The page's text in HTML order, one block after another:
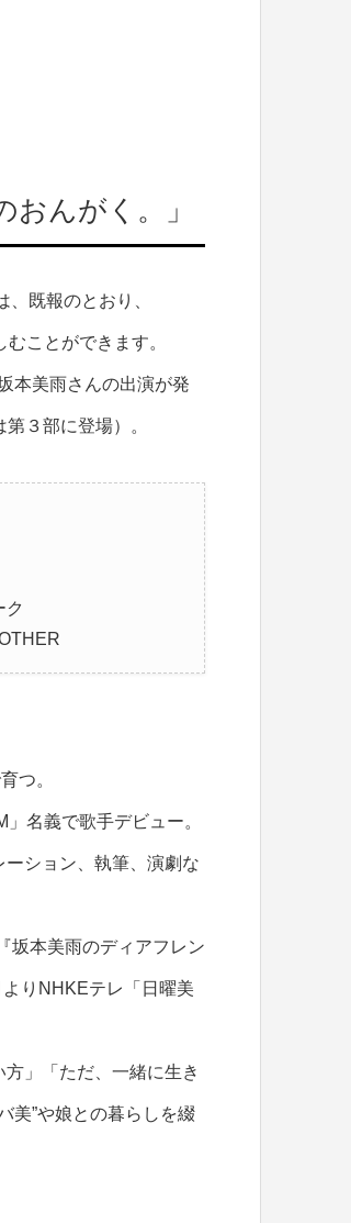
おんがく。」
既報のとおり、
ことができます。
本美雨さんの出演が発
３部に登場）。
つ。
名義で歌手デビュー。
ション、執筆、演劇な
坂本美雨のディアフレン
りNHKEテレ「日曜美
」「ただ、一緒に生き
美”や娘との暮らしを綴